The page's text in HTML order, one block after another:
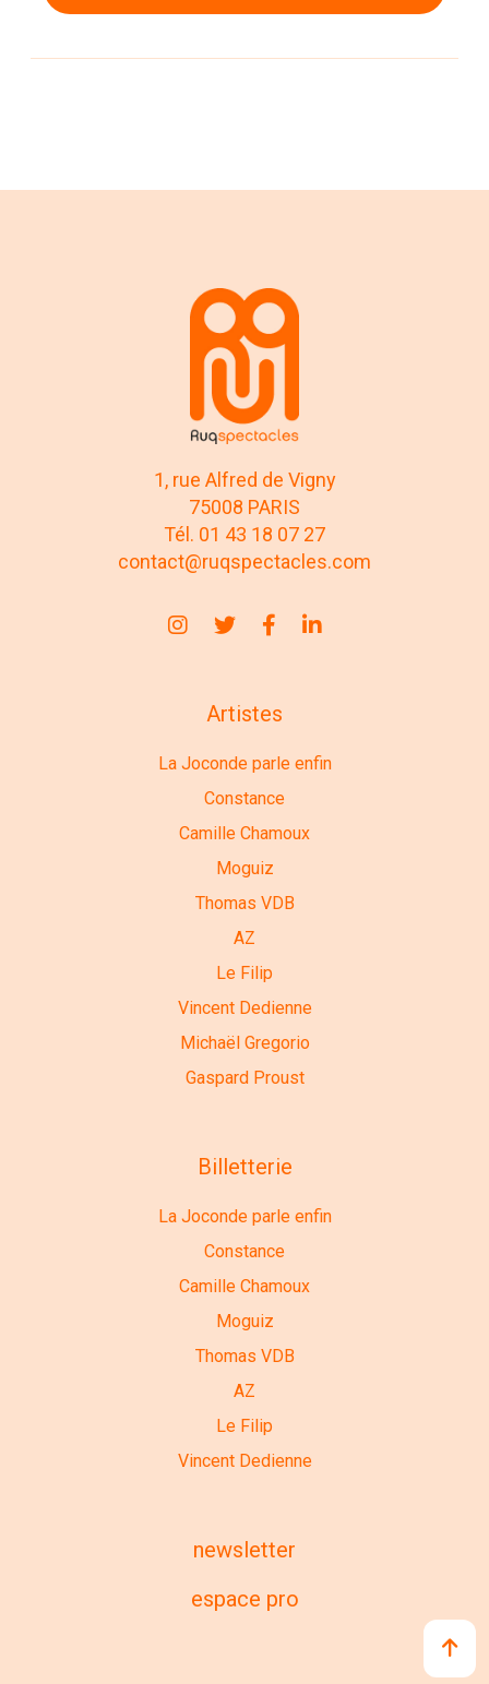
1, rue Alfred de Vigny
75008 PARIS
Tél. 01 43 18 07 27
contact@ruqspectacles.com
Artistes
La Joconde parle enfin
Constance
Camille Chamoux
Moguiz
Thomas VDB
AZ
Le Filip
Vincent Dedienne
Michaël Gregorio
Gaspard Proust
Billetterie
La Joconde parle enfin
Constance
Camille Chamoux
Moguiz
Thomas VDB
AZ
Le Filip
Vincent Dedienne
newsletter
espace pro